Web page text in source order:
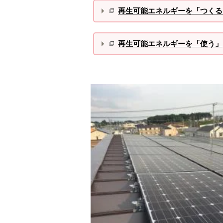
再生可能エネルギーを「つく
再生可能エネルギーを「使う」